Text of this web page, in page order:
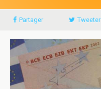
Partager Tweeter